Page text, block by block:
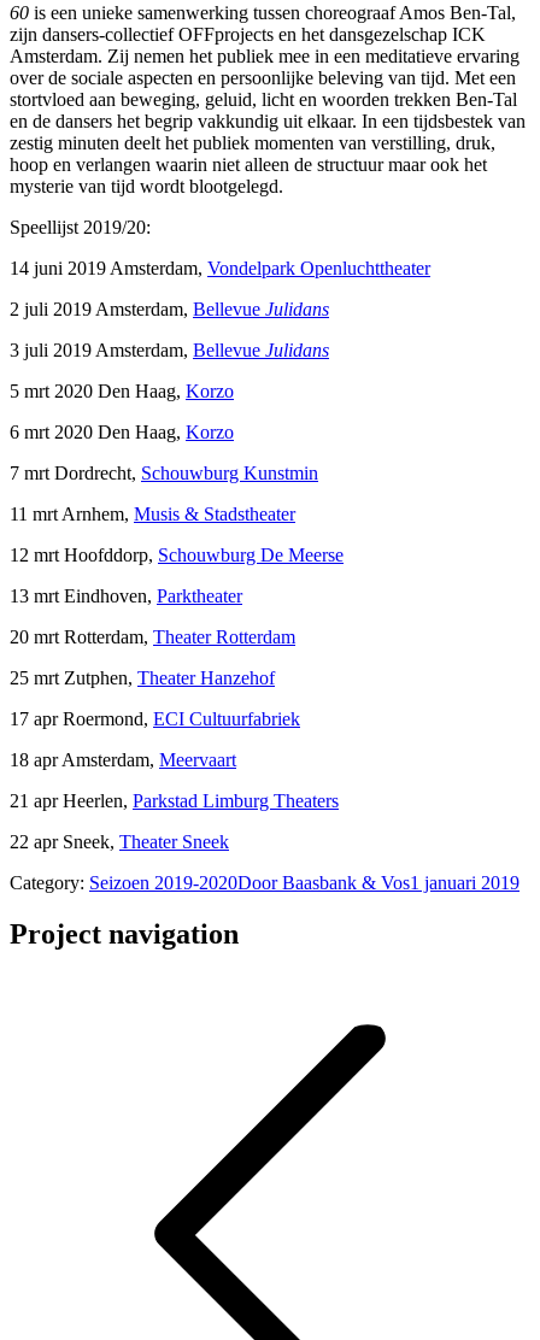
60 is een unieke samenwerking tussen choreograaf Amos Ben-Tal,
zijn dansers-collectief OFFprojects en het dansgezelschap ICK
Amsterdam. Zij nemen het publiek mee in een meditatieve ervaring
over de sociale aspecten en persoonlijke beleving van tijd. Met een
stortvloed aan beweging, geluid, licht en woorden trekken Ben-Tal
en de dansers het begrip vakkundig uit elkaar. In een tijdsbestek van
zestig minuten deelt het publiek momenten van verstilling, druk,
hoop en verlangen waarin niet alleen de structuur maar ook het
mysterie van tijd wordt blootgelegd.
Speellijst 2019/20:
14 juni 2019 Amsterdam, Vondelpark Openluchttheater
2 juli 2019 Amsterdam, Bellevue Julidans
3 juli 2019 Amsterdam, Bellevue Julidans
5 mrt 2020 Den Haag, Korzo
6 mrt 2020 Den Haag, Korzo
7 mrt Dordrecht, Schouwburg Kunstmin
11 mrt Arnhem, Musis & Stadstheater
12 mrt Hoofddorp, Schouwburg De Meerse
13 mrt Eindhoven, Parktheater
20 mrt Rotterdam, Theater Rotterdam
25 mrt Zutphen, Theater Hanzehof
17 apr Roermond, ECI Cultuurfabriek
18 apr Amsterdam, Meervaart
21 apr Heerlen, Parkstad Limburg Theaters
22 apr Sneek, Theater Sneek
Category: Seizoen 2019-2020DoorBaasbank & Vos1 januari 2019
Project navigation